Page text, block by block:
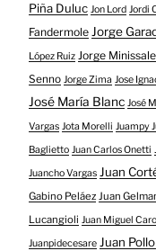
Piña Duluc Jon Lord Jordi
Fandermole Jorge
López Ruiz Jorge Minissale
Senno Jorge Zima Jose
José María Blanc José
Vargas Jota Morelli Juampy
Baglietto Juan Carlos Onetti
Juancho Vargas Juan
Gabino Peláez Juan
Lucangioli Juan Miguel
Juanpidecesare Juan